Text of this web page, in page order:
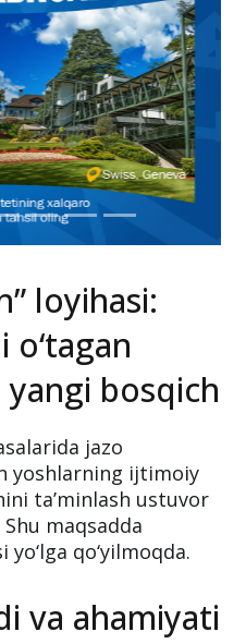
loyihasi:
bosqich
jazo
yoshlarning ijtimoiy
ta’minlash ustuvor
maqsadda
qo‘yilmoqda.
va ahamiyati